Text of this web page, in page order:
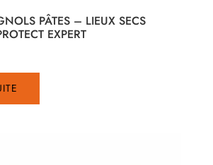
PÂTES – LIEUX SECS
EXPERT